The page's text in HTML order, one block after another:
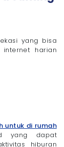
yang bisa
harian
untuk di rumah
yang dapat
hiburan